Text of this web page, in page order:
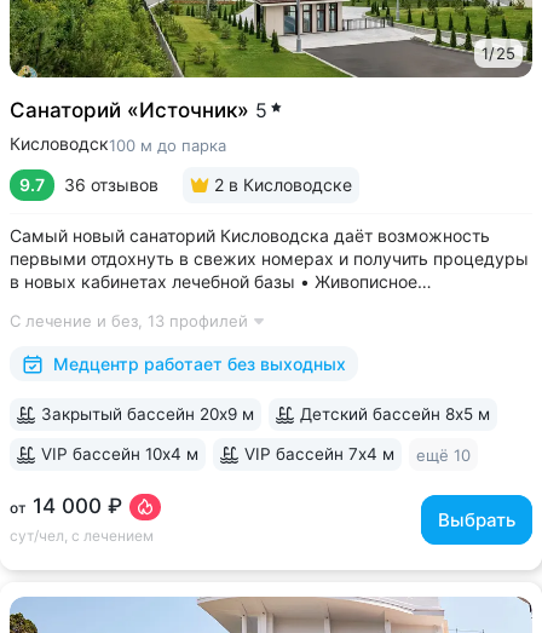
1/25
Санаторий «Источник» 5
Кисловодск100 м до парка
9.7 36 отзывов 2 в Кисловодске
Самый новый санаторий Кисловодска даёт возможность
первыми отдохнуть в свежих номерах и получить процедуры
в новых кабинетах лечебной базы • Живописное
галереей и Каскадной лестницей • Свой выход в Курортный
парк, поблизости проходят маршруты...
С лечение и без, 13 профилей
Медцентр работает без выходных
от 14 000 ₽
сут/чел, с лечением
Выбрать
Закрытый бассейн 20х9 м Детский бассейн 8х5 м
VIP бассейн 10х4 м VIP бассейн 7х4 м ещё 10